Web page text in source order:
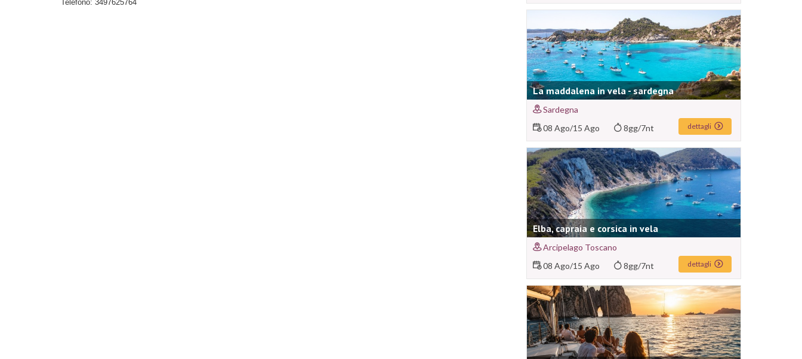
Telefono: 3497625764
La maddalena in vela - sardegna
Sardegna
08 Ago/15 Ago 8gg/7nt dettagli
Elba, capraia e corsica in vela
Arcipelago Toscano
08 Ago/15 Ago 8gg/7nt dettagli